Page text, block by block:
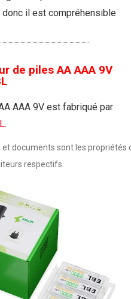
donc il est compréhensible
de piles AA AAA 9V
AAA 9V est fabriqué par
.
documents sont les propriétés
respectifs.